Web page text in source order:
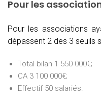
Pour les
Pour les associations
dépassent 2 des 3 seuils
Total bilan 1 550 000€;
CA 3 100 000€;
Effectif 50 salariés.